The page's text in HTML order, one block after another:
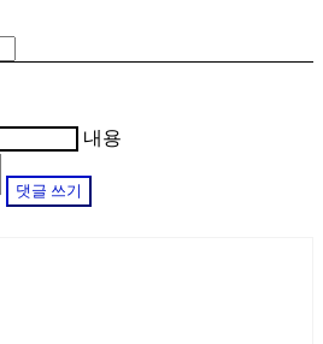
내용
댓글 쓰기